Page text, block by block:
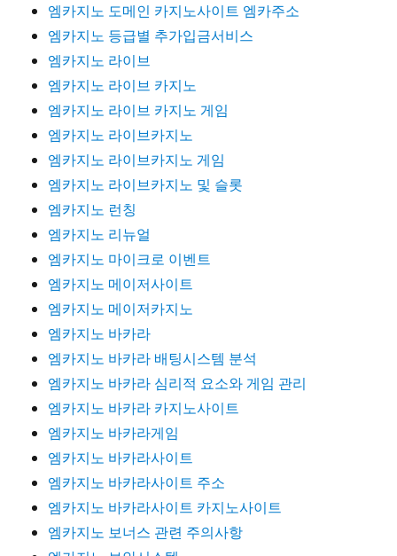
엠카지노 도메인 카지노사이트 엠카주소
엠카지노 등급별 추가입금서비스
엠카지노 라이브
엠카지노 라이브 카지노
엠카지노 라이브 카지노 게임
엠카지노 라이브카지노
엠카지노 라이브카지노 게임
엠카지노 라이브카지노 및 슬롯
엠카지노 런칭
엠카지노 리뉴얼
엠카지노 마이크로 이벤트
엠카지노 메이저사이트
엠카지노 메이저카지노
엠카지노 바카라
엠카지노 바카라 배팅시스템 분석
엠카지노 바카라 심리적 요소와 게임 관리
엠카지노 바카라 카지노사이트
엠카지노 바카라게임
엠카지노 바카라사이트
엠카지노 바카라사이트 주소
엠카지노 바카라사이트 카지노사이트
엠카지노 보너스 관련 주의사항